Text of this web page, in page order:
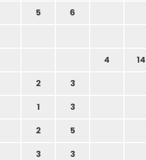
5 6
4
14
2
3
1
3
2
5
3
3